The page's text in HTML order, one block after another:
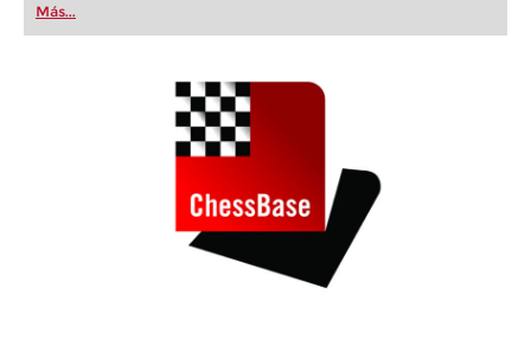
playing at a tournament level: with FRITZ, you can
train more efficiently, intelligently and with a
Más...